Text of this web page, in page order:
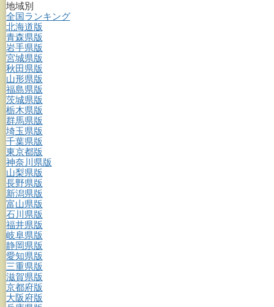
地域別
全国ランキング
北海道版
青森県版
岩手県版
宮城県版
秋田県版
山形県版
福島県版
茨城県版
栃木県版
群馬県版
埼玉県版
千葉県版
東京都版
神奈川県版
山梨県版
長野県版
新潟県版
富山県版
石川県版
福井県版
岐阜県版
静岡県版
愛知県版
三重県版
滋賀県版
京都府版
大阪府版